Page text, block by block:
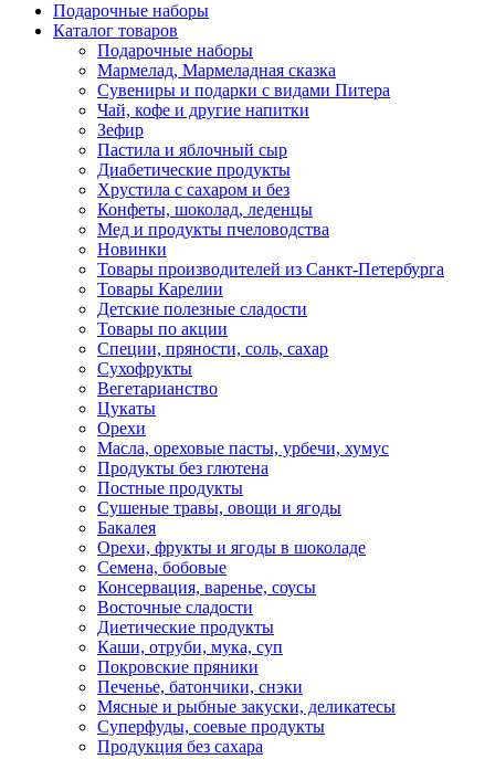
Подарочные наборы
Каталог товаров
Подарочные наборы
Мармелад, Мармеладная сказка
Сувениры и подарки с видами Питера
Чай, кофе и другие напитки
Зефир
Пастила и яблочный сыр
Диабетические продукты
Хрустила с сахаром и без
Конфеты, шоколад, леденцы
Мед и продукты пчеловодства
Новинки
Товары производителей из Санкт-Петербурга
Товары Карелии
Детские полезные сладости
Товары по акции
Специи, пряности, соль, сахар
Сухофрукты
Вегетарианство
Цукаты
Орехи
Масла, ореховые пасты, урбечи, хумус
Продукты без глютена
Постные продукты
Сушеные травы, овощи и ягоды
Бакалея
Орехи, фрукты и ягоды в шоколаде
Семена, бобовые
Консервация, варенье, соусы
Восточные сладости
Диетические продукты
Каши, отруби, мука, суп
Покровские пряники
Печенье, батончики, снэки
Мясные и рыбные закуски, деликатесы
Суперфуды, соевые продукты
Продукция без сахара